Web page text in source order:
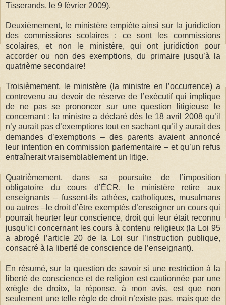
Tisserands, le 9 février 2009).
Deuxièmement, le ministère empiète ainsi sur la juridiction
des commissions scolaires : ce sont les commissions
scolaires, et non le ministère, qui ont juridiction pour
accorder ou non des exemptions, du primaire jusqu’à la
quatrième secondaire!
Troisièmement, le ministère (la ministre en l’occurrence) a
contrevenu au devoir de réserve de l’exécutif qui implique
de ne pas se prononcer sur une question litigieuse le
concernant : la ministre a déclaré dès le 18 avril 2008 qu’il
n’y aurait pas d’exemptions tout en sachant qu’il y aurait des
demandes d’exemptions – des parents avaient annoncé
leur intention en commission parlementaire – et qu’un refus
entraînerait vraisemblablement un litige.
Quatrièmement, dans sa poursuite de l’imposition
obligatoire du cours d’ÉCR, le ministère retire aux
enseignants – fussent-ils athées, catholiques, musulmans
ou autres –le droit d’être exemptés d’enseigner un cours qui
pourrait heurter leur conscience, droit qui leur était reconnu
jusqu’ici concernant les cours à contenu religieux (la Loi 95
a abrogé l’article 20 de la Loi sur l’instruction publique,
consacré à la liberté de conscience de l’enseignant).
En résumé, sur la question de savoir si une restriction à la
liberté de conscience et de religion est cautionnée par une
«règle de droit», la réponse, à mon avis, est que non
seulement une telle règle de droit n’existe pas, mais que de